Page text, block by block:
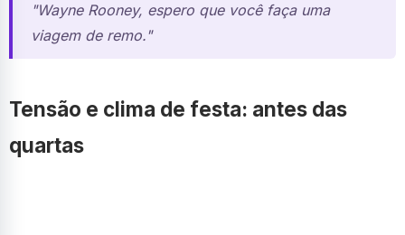
"Wayne Rooney, espero que você faça uma
viagem de remo."
Tensão e clima de festa: antes das
quartas